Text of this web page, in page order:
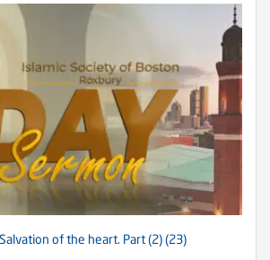
(23) Towards Salvation of the heart. Part (2)